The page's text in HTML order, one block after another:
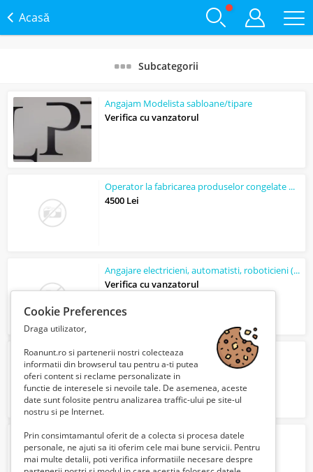
Acasă
Subcategorii
Angajam Modelista sabloane/tipare
Verifica cu vanzatorul
Operator la fabricarea produselor congelate de patiserie si panificatie
4500 Lei
Angajare electricieni, automatisti, roboticieni (Pitesti, Mioveni)
Verifica cu vanzatorul
Lucrator productie publicitara
3000 Lei
Fabrica confectii zona costin georgian
Verifica cu vanzatorul
Cookie Preferences
Draga utilizator,
Roanunt.ro si partenerii nostri colecteaza
informatii din browserul tau pentru a-ti putea
oferi content si reclame personalizate in
functie de interesele si nevoile tale. De asemenea, aceste
date sunt folosite pentru analizarea traffic-ului pe site-ul
nostru si pe Internet.
Prin consimtamantul oferit de a colecta si procesa datele
personale, ne ajuti sa iti oferim cele mai bune servicii. Pentru
mai multe detalii, poti verifica informatiile necesare despre